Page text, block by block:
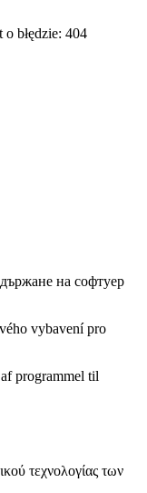
błędzie: 404
на софтуер
vybavení pro
programmel til
τεχνολογίας των